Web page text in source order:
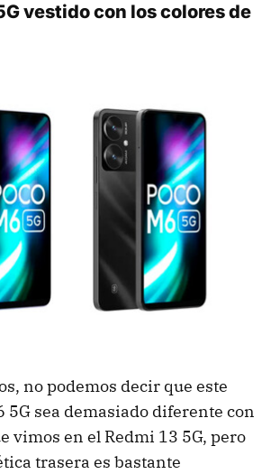
vestido con los colores de
no podemos decir que este
5G sea demasiado diferente con
vimos en el Redmi 13 5G, pero
trasera es bastante